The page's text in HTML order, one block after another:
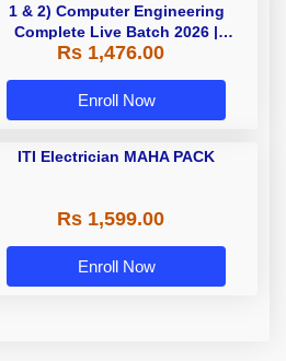
1 & 2) Computer Engineering
Complete Live Batch 2026 |
Hinglish | Online Live Classes by
Rs 1,476.00
Enroll Now
ITI Electrician MAHA PACK
Rs 1,599.00
Enroll Now